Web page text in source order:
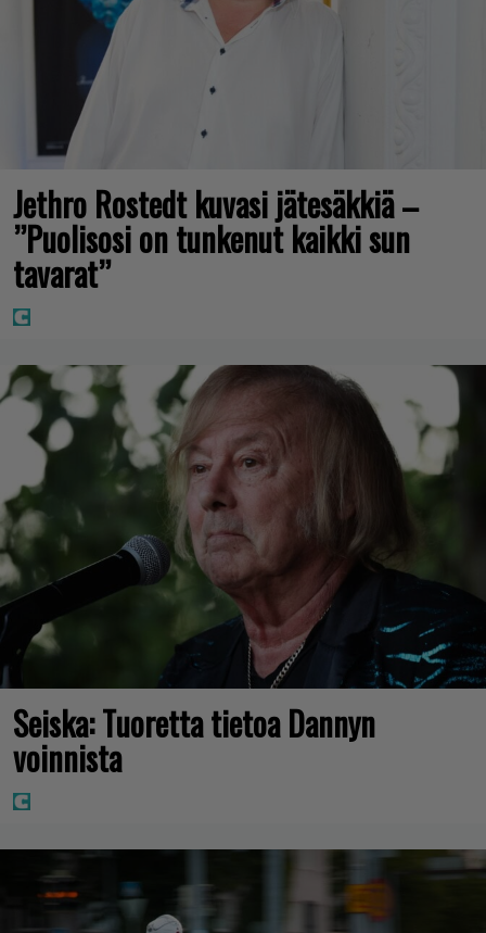
Jethro Rostedt kuvasi jätesäkkiä –
”Puolisosi on tunkenut kaikki sun
tavarat”
Seiska: Tuoretta tietoa Dannyn
voinnista